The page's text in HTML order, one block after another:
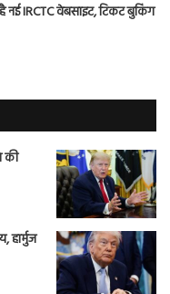
नई IRCTC वेबसाइट, टिकट बुकिंग
की
हार्मुज